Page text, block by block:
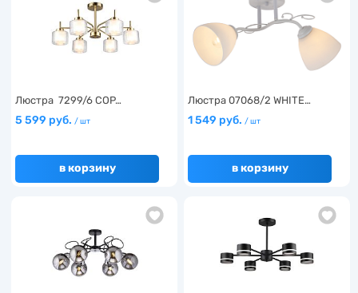
Люстра 7299/6 COP…
5 599 руб. / шт
в корзину
Люстра 07068/2 WHITE…
1 549 руб. / шт
в корзину